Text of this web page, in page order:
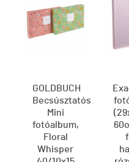
GOLDBUCH
Becsúsztatós
Mini
fotóalbum,
Floral
Whisper